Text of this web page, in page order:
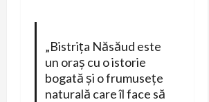
„Bistrița Năsăud este
un oraș cu o istorie
bogată și o frumusețe
naturală care îl face să